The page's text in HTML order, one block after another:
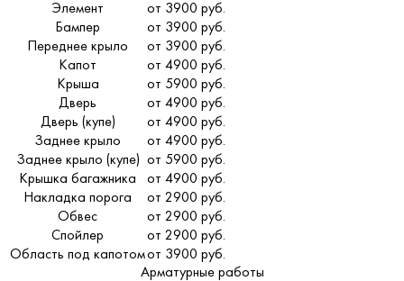
Элемент
от 3900 руб.
Бампер
от 3900 руб.
Переднее крыло
от 3900 руб.
Капот
от 4900 руб.
Крыша
от 5900 руб.
Дверь
от 4900 руб.
Дверь (купе)
от 4900 руб.
Заднее крыло
от 4900 руб.
Заднее крыло (купе) от 5900 руб.
Крышка багажника
от 4900 руб.
Накладка порога
от 2900 руб.
Обвес
от 2900 руб.
Спойлер
от 2900 руб.
Область под капотомот 3900 руб.
Арматурные работы